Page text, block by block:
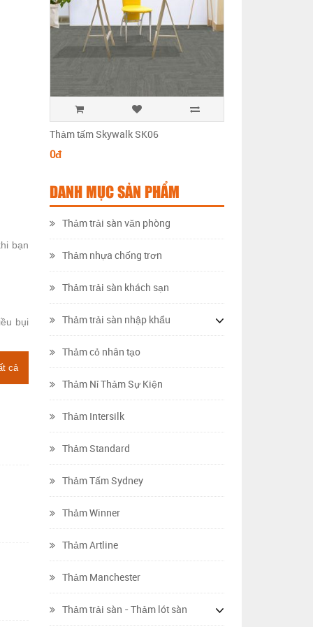
bạn
bụi
cả
Thảm tấm Skywalk SK06
0đ
DANH MỤC SẢN PHẨM
Thảm trải sàn văn phòng
Thảm nhựa chống trơn
Thảm trải sàn khách sạn
Thảm trải sàn nhập khẩu
Thảm cỏ nhân tạo
Thảm Nỉ Thảm Sự Kiện
Thảm Intersilk
Thảm Standard
Thảm Tấm Sydney
Thảm Winner
Thảm Artline
Thảm Manchester
Thảm trải sàn - Thảm lót sàn